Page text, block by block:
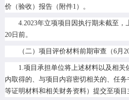
价（验收）报告（附件1）。
4.2023年立项项目因执行期未截至，
20日前。
（二）项目评价材料前期审查（6月
1.项目承担单位将上述材料以及相关
内取得的、与项目内容密切相关的、任
等证明材料和相关财务资料）提交至项目